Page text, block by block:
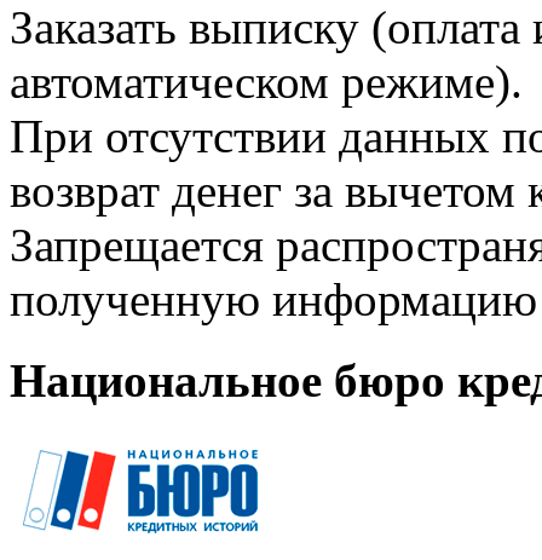
Заказать выписку
автоматическом режиме).
При отсутствии данных
возврат денег за
Запрещается
полученную информацию
Национальное бюро